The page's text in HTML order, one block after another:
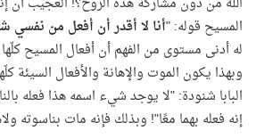
المسيح قوله: "أنا لا أقدر أن أفعل من نفسي
له أدنى مستوى من الفهم أن أفعال المسيح
وبهذا يكون الموت والإهانة والأفعال السيئة
البابا شنودة: "لا يوجد شيء اسمه هذا فعله
إنه فعله بهما معًا"! وبذلك فإنه مات بناسوته